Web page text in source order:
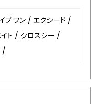
ブ ワン / エクシード /
ト / クロスシー /
/